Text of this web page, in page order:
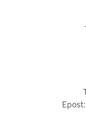
Epost: